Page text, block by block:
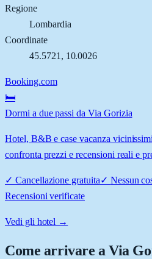
Regione
Lombardia
Coordinate
45.5721 , 10.0026
Booking.com
🛏️
Dormi a due passi da Via Gorizia
Hotel, B&B e case vacanza
confronta prezzi e recensioni reali e
✓ Cancellazione gratuita✓ Nessun
Recensioni verificate
Vedi gli hotel →
Come arrivare aVia